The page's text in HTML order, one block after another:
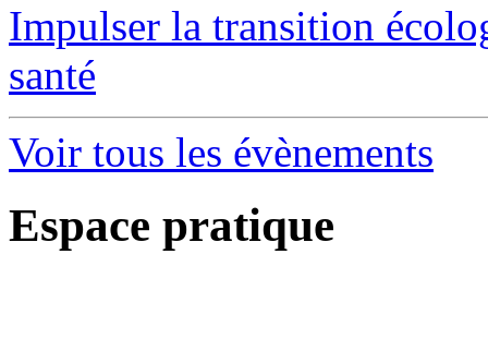
Impulser la transition
santé
Voir tous les évènements
Espace pratique